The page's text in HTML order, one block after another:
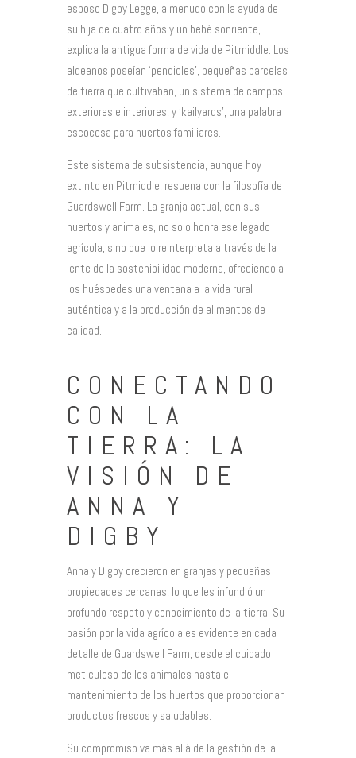
esposo Digby Legge, a menudo con la ayuda de
su hija de cuatro años y un bebé sonriente,
explica la antigua forma de vida de Pitmiddle. Los
aldeanos poseían ‘pendicles’, pequeñas parcelas
de tierra que cultivaban, un sistema de campos
exteriores e interiores, y ‘kailyards’, una palabra
escocesa para huertos familiares.
Este sistema de subsistencia, aunque hoy
extinto en Pitmiddle, resuena con la filosofía de
Guardswell Farm. La granja actual, con sus
huertos y animales, no solo honra ese legado
agrícola, sino que lo reinterpreta a través de la
lente de la sostenibilidad moderna, ofreciendo a
los huéspedes una ventana a la vida rural
auténtica y a la producción de alimentos de
calidad.
CONECTANDO
CON LA
TIERRA: LA
VISIÓN DE
ANNA Y
DIGBY
Anna y Digby crecieron en granjas y pequeñas
propiedades cercanas, lo que les infundió un
profundo respeto y conocimiento de la tierra. Su
pasión por la vida agrícola es evidente en cada
detalle de Guardswell Farm, desde el cuidado
meticuloso de los animales hasta el
mantenimiento de los huertos que proporcionan
productos frescos y saludables.
Su compromiso va más allá de la gestión de la